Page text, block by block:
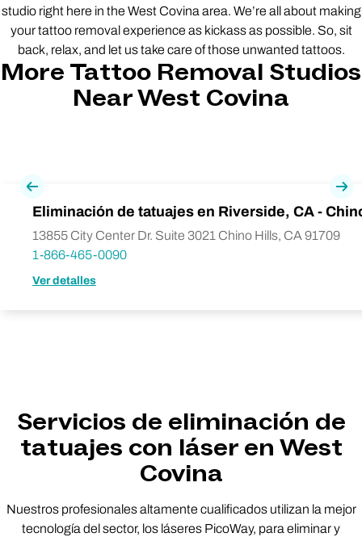
studio right here in the West Covina area. We’re all about making
your tattoo removal experience as kickass as possible. So, sit
back, relax, and let us take care of those unwanted tattoos.
More Tattoo Removal Studios
Near West Covina
Eliminación de tatuajes en Riverside, CA -
13855 City Center Dr. Suite 3021 Chino Hills, CA 91709
1-866-465-0090
Ver detalles
Previa
Servicios de eliminación de
tatuajes con láser en West
Covina
Nuestros profesionales altamente cualificados utilizan la mejor
tecnología del sector, los láseres PicoWay, para eliminar y